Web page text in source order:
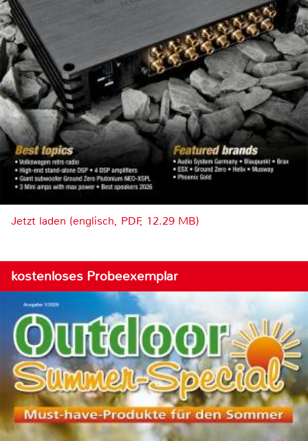
Jetzt laden (englisch, PDF, 12.29 MB)
kostenloses Probeexemplar